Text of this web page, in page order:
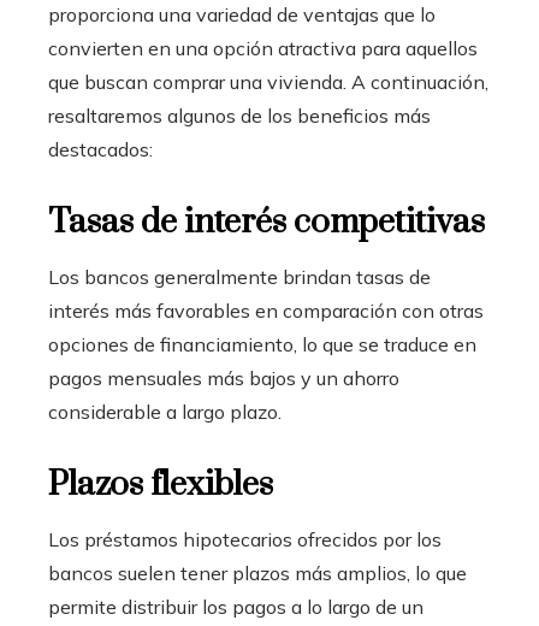
proporciona una variedad de ventajas que lo
convierten en una opción atractiva para aquellos
que buscan comprar una vivienda. A continuación,
resaltaremos algunos de los beneficios más
destacados:
Tasas de interés competitivas
Los bancos generalmente brindan tasas de
interés más favorables en comparación con otras
opciones de financiamiento, lo que se traduce en
pagos mensuales más bajos y un ahorro
considerable a largo plazo.
Plazos flexibles
Los préstamos hipotecarios ofrecidos por los
bancos suelen tener plazos más amplios, lo que
permite distribuir los pagos a lo largo de un